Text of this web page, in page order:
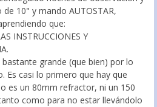
10" y mando AUTOSTAR,
que:
INSTRUCCIONES Y
grande (que bien) por lo
Es casi lo primero que hay que
es un 80mm refractor, ni un 150
como para no estar llevándolo